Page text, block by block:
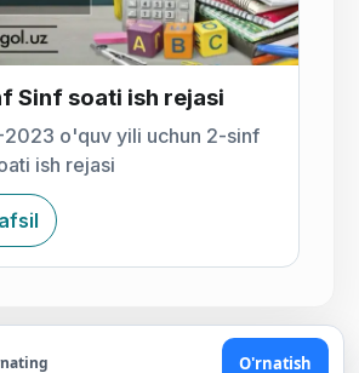
Sinf soati ish rejasi
o'quv yili uchun 2-sinf
ish rejasi
O'rnatish